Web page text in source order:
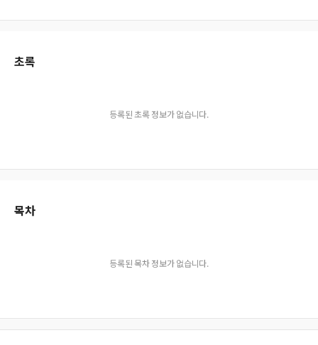
초록
등록된 초록 정보가 없습니다.
목차
등록된 목차 정보가 없습니다.